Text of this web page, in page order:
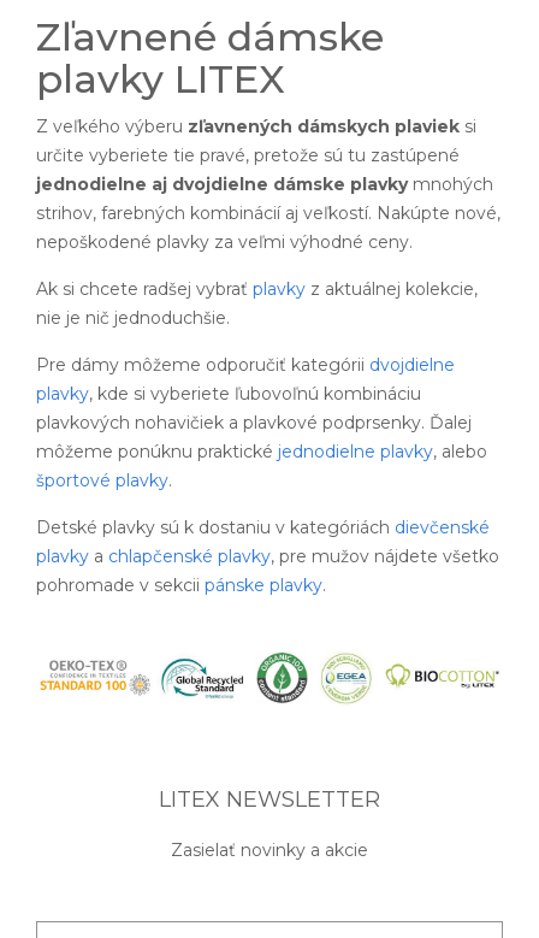
Zľavnené dámske
plavky LITEX
Z veľkého výberu zľavnených dámskych plaviek si
určite vyberiete tie pravé, pretože sú tu zastúpené
jednodielne aj dvojdielne dámske plavkymnohých
strihov, farebných kombinácií aj veľkostí. Nakúpte nové,
nepoškodené plavky za veľmi výhodné ceny.
Ak si chcete radšej vybrať plavky z aktuálnej kolekcie,
nie je nič jednoduchšie.
Pre dámy môžeme odporučiť kategórii dvojdielne
plavky, kde si vyberiete ľubovoľnú kombináciu
plavkových nohavičiek a plavkové podprsenky. Ďalej
môžeme ponúknu praktické jednodielne plavky, alebo
športové plavky.
Detské plavky sú k dostaniu v kategóriách dievčenské
plavky a chlapčenské plavky, pre mužov nájdete všetko
pohromade v sekcii pánske plavky.
LITEX NEWSLETTER
Zasielať novinky a akcie